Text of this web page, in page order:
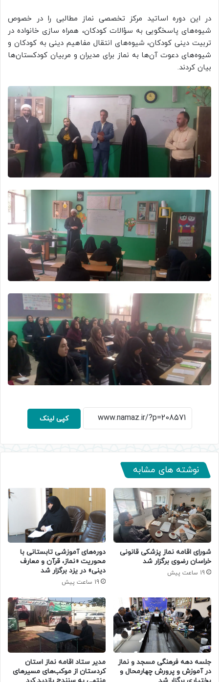
در این دوره اساتید مرکز تخصصی نماز مطالبی را در خصوص
شیوه‌های پاسخگویی به سؤالات کودکان، همراه سازی خانواده در
تربیت دینی کودکان، شیوه‌های انتقال مفاهیم دینی به کودکان و
شیوه‌های دعوت آن‌ها به نماز برای مدیران و مربیان کودکستان‌ها
بیان کردند.
کپی لینک
نوشته های مشابه
شورای اقامه نماز پزشکی قانونی
خراسان رضوی برگزار شد
19 ساعت پیش
دوره‌های آموزشی تابستانی با
محوریت «نماز، قرآن و معارف
دینی» در یزد برگزار شد
19 ساعت پیش
جلسه دهه فرهنگی مسجد و نماز
در آموزش و پرورش چهارمحال و
مدیر ستاد اقامه نماز استان
کردستان از موکب‌های مسیرهای